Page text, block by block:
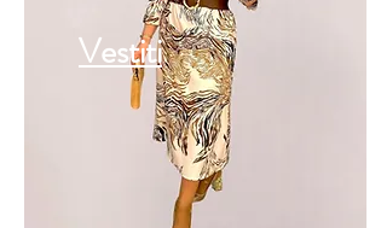
Vestiti